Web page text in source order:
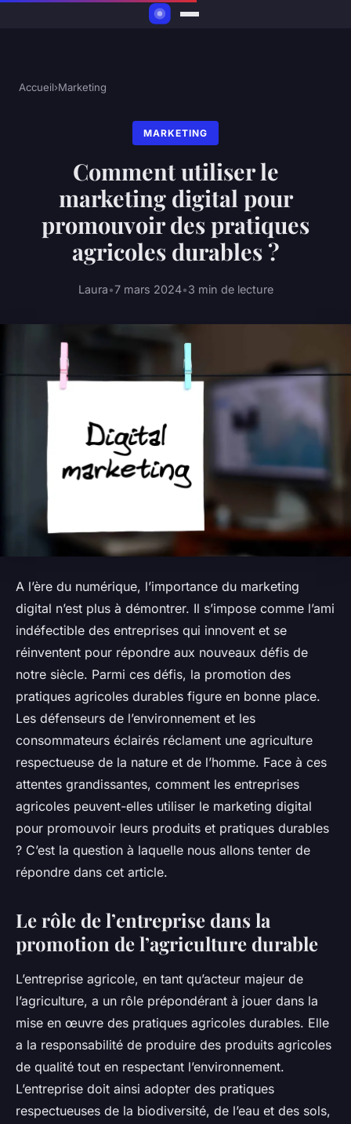
Accueil›Marketing
MARKETING
Comment utiliser le
marketing digital pour
promouvoir des pratiques
agricoles durables ?
Laura•7 mars 2024•3 min de lecture
A l’ère du numérique, l’importance du marketing
digital n’est plus à démontrer. Il s’impose comme l’ami
indéfectible des entreprises qui innovent et se
réinventent pour répondre aux nouveaux défis de
notre siècle. Parmi ces défis, la promotion des
pratiques agricoles durables figure en bonne place.
Les défenseurs de l’environnement et les
consommateurs éclairés réclament une agriculture
respectueuse de la nature et de l’homme. Face à ces
attentes grandissantes, comment les entreprises
agricoles peuvent-elles utiliser le marketing digital
pour promouvoir leurs produits et pratiques durables
? C’est la question à laquelle nous allons tenter de
répondre dans cet article.
Le rôle de l’entreprise dans la
promotion de l’agriculture durable
L’entreprise agricole, en tant qu’acteur majeur de
l’agriculture, a un rôle prépondérant à jouer dans la
mise en œuvre des pratiques agricoles durables. Elle
a la responsabilité de produire des produits agricoles
de qualité tout en respectant l’environnement.
L’entreprise doit ainsi adopter des pratiques
respectueuses de la biodiversité, de l’eau et des sols,